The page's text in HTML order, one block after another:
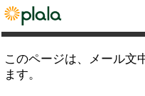
このページは、メール文
ます。